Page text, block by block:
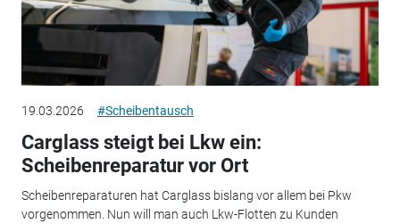
19.03.2026 #Scheibentausch
Carglass steigt bei Lkw ein:
Scheibenreparatur vor Ort
Scheibenreparaturen hat Carglass bislang vor allem bei Pkw
vorgenommen. Nun will man auch Lkw-Flotten zu Kunden